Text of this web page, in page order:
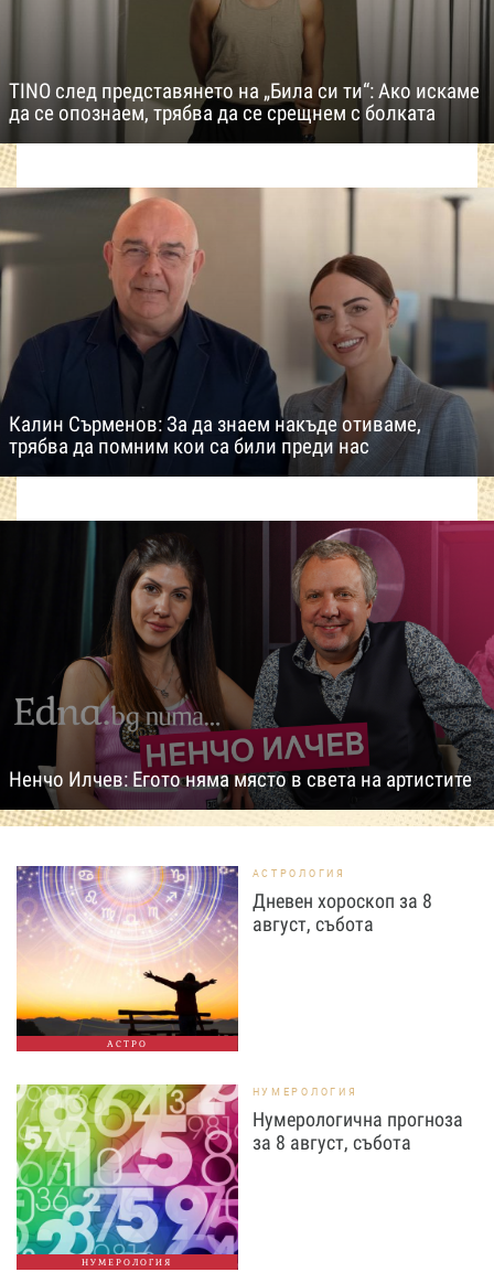
TINO след представянето на „Била си ти“: Ако искаме
да се опознаем, трябва да се срещнем с болката
Калин Сърменов: За да знаем накъде отиваме,
трябва да помним кои са били преди нас
Ненчо Илчев: Егото няма място в света на артистите
АСТРО
АСТРОЛОГИЯ
Дневен хороскоп за 8
август, събота
НУМЕРОЛОГИЯ
НУМЕРОЛОГИЯ
Нумерологична прогноза
за 8 август, събота